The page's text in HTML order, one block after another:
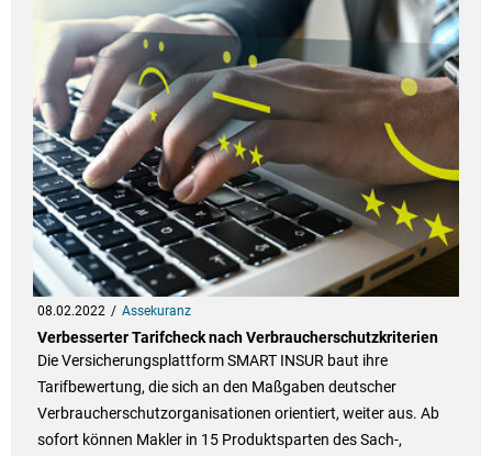
08.02.2022 Assekuranz
Verbesserter Tarifcheck nach Verbraucherschutzkriterien
Die Versicherungsplattform SMART INSUR baut ihre
Tarifbewertung, die sich an den Maßgaben deutscher
Verbraucherschutzorganisationen orientiert, weiter aus. Ab
sofort können Makler in 15 Produktsparten des Sach-,